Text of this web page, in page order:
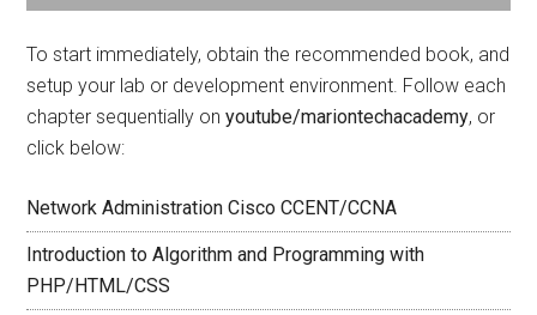
To start immediately, obtain the recommended book, and
setup your lab or development environment. Follow each
chapter sequentially onyoutube/mariontechacademy, or
click below:
Network Administration Cisco CCENT/CCNA
Introduction to Algorithm and Programming with
PHP/HTML/CSS